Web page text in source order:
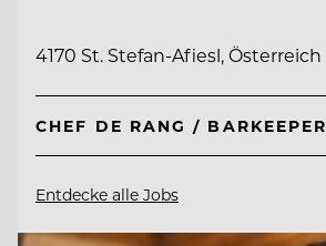
4170 St. Stefan-Afiesl, Österreich
CHEF DE RANG / BARKEEPER
Entdecke alle Jobs